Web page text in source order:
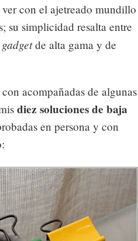
con el ajetreado mundillo
su simplicidad resalta entre
gadgetde alta gama y de
acompañadas de algunas
diez soluciones de baja
en persona y con